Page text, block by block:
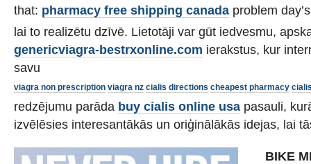
that: pharmacy free shipping canada problem
lai to realizētu dzīvē. Lietotāji var gūt iedvesmu,
genericviagra-bestrxonline.com ierakstus, kur
savu
viagra non prescription viagra nz cialis directions cheapest pharmacy
redzējumu parāda buy cialis online usa pasauli,
izvēlēsies interesantākās un oriģinālākās idejas, lai
BIKE